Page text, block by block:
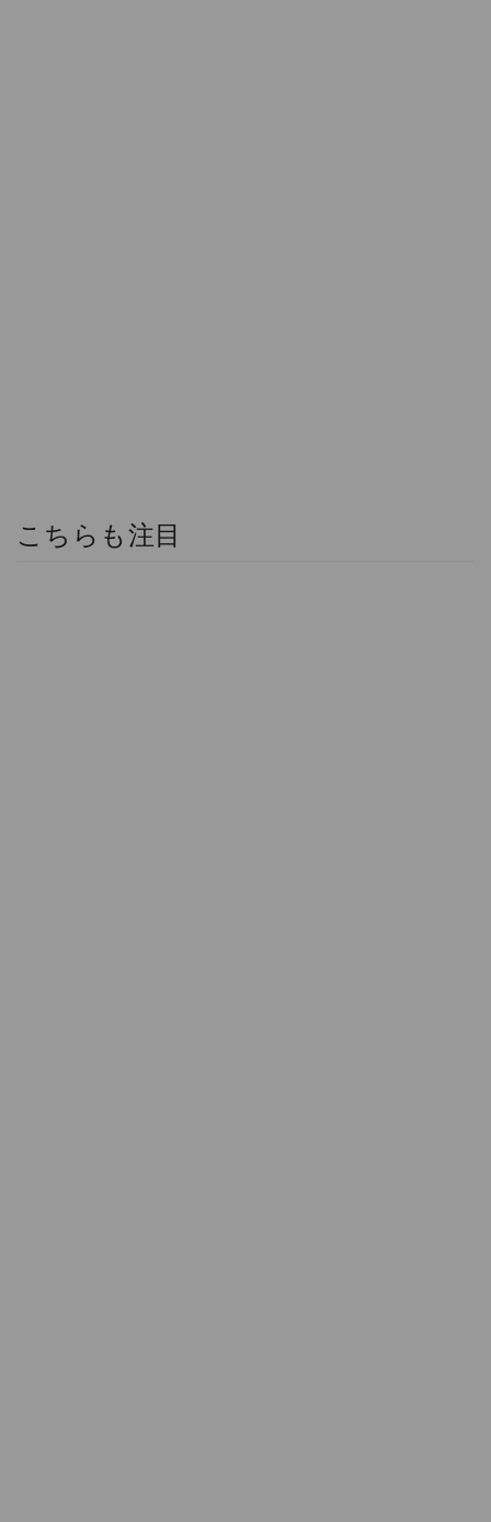
こちらも注目